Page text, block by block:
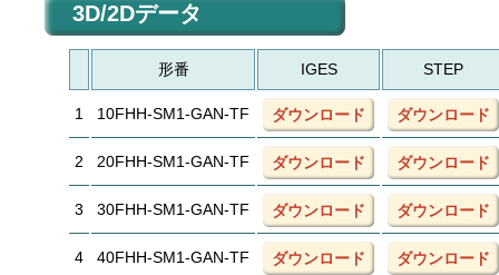
3D/2Dデータ
形番 IGES STEP
1 10FHH-SM1-GAN-TF ダウンロード ダウンロード
2 20FHH-SM1-GAN-TF ダウンロード ダウンロード
3 30FHH-SM1-GAN-TF ダウンロード ダウンロード
4 40FHH-SM1-GAN-TF ダウンロード ダウンロード